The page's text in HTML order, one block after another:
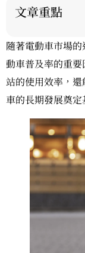
文章重點
隨著電動車市場
動車普及率的重
站的使用效率，
車的長期發展奠定